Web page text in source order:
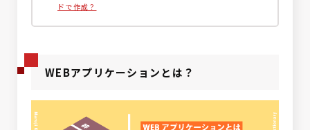
ドで作成？
WEBアプリケーションとは？